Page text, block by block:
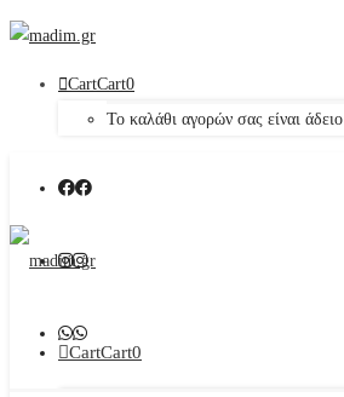
CartCart0
Το καλάθι αγορών σας είναι άδειο
CartCart0